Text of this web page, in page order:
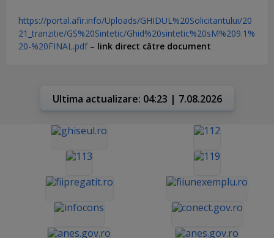
https://portal.afir.info/Uploads/GHIDUL%20Solicitantului/20
21_tranzitie/GS%20Sintetic/Ghid%20sintetic%20sM%209.1%
20-%20FINAL.pdf– link direct către document
Ultima actualizare: 04:23 | 7.08.2026